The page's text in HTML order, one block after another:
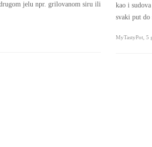
kao i
svaki put do
MyTastyPot 5
jelu npr. grilovanom siru ili